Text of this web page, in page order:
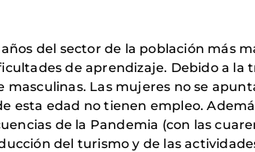
del sector de la población más
de aprendizaje. Debido a la
Las mujeres no se
esta edad no tienen empleo.
de la Pandemia (con las
del turismo y de las